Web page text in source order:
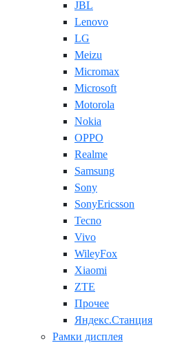
JBL
Lenovo
LG
Meizu
Micromax
Microsoft
Motorola
Nokia
OPPO
Realme
Samsung
Sony
SonyEricsson
Tecno
Vivo
WileyFox
Xiaomi
ZTE
Прочее
Яндекс.Станция
Рамки дисплея